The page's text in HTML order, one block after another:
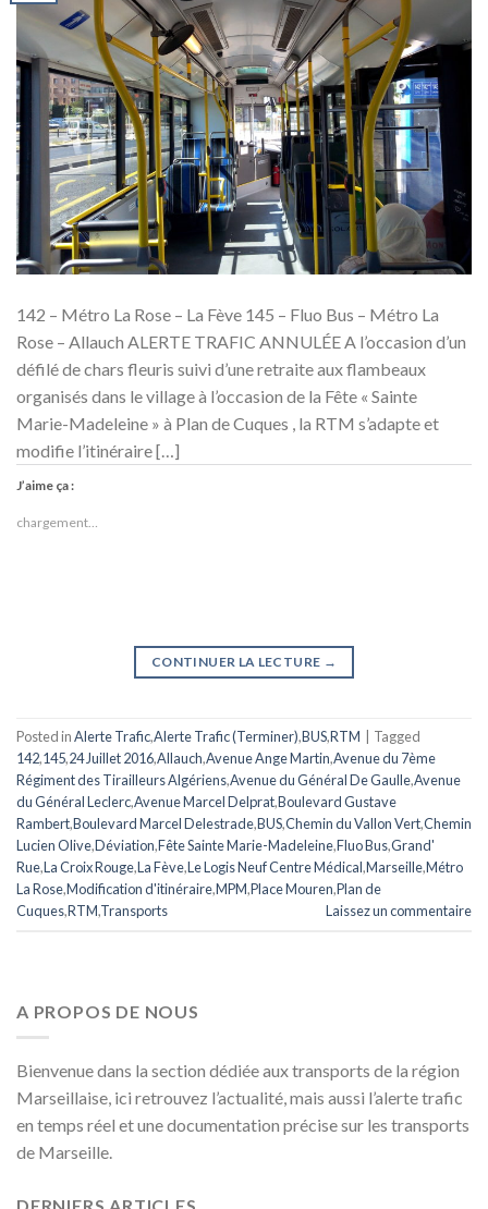
142 – Métro La Rose – La Fève 145 – Fluo Bus – Métro La
Rose – Allauch ALERTE TRAFIC ANNULÉE A l’occasion d’un
défilé de chars fleuris suivi d’une retraite aux flambeaux
organisés dans le village à l’occasion de la Fête « Sainte
Marie-Madeleine » à Plan de Cuques , la RTM s’adapte et
modifie l’itinéraire […]
J’aime ça :
chargement…
CONTINUER LA LECTURE →
Posted inAlerte Trafic,Alerte Trafic (Terminer),BUS,RTM
Tagged
142,145,24 Juillet 2016,Allauch,Avenue Ange Martin,Avenue du 7ème
Régiment des Tirailleurs Algériens,Avenue du Général De Gaulle,Avenue
du Général Leclerc,Avenue Marcel Delprat,Boulevard Gustave
Rambert,Boulevard Marcel Delestrade,BUS,Chemin du Vallon Vert,Chemin
Lucien Olive,Déviation,Fête Sainte Marie-Madeleine,Fluo Bus,Grand'
Rue,La Croix Rouge,La Fève,Le Logis Neuf Centre Médical,Marseille,Métro
La Rose,Modification d'itinéraire,MPM,Place Mouren,Plan de
Cuques,RTM,Transports Laissez un commentaire
A PROPOS DE NOUS
Bienvenue dans la section dédiée aux transports de la région
Marseillaise, ici retrouvez l’actualité, mais aussi l’alerte trafic
en temps réel et une documentation précise sur les transports
de Marseille.